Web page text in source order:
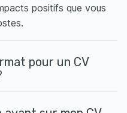
positifs que vous
pour un CV